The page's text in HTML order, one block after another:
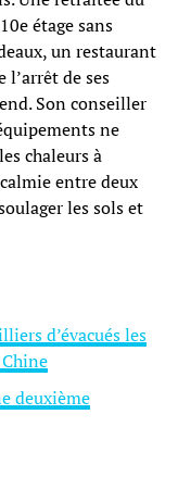
étage sans
un restaurant
l’arrêt de ses
Son conseiller
ne
chaleurs à
entre deux
les sols et
d’évacués les
deuxième